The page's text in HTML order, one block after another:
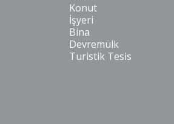
Konut
İşyeri
Bina
Devremülk
Turistik Tesis